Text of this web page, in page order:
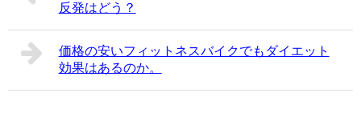
反発はどう？
価格の安いフィットネスバイクでもダイエット
効果はあるのか。